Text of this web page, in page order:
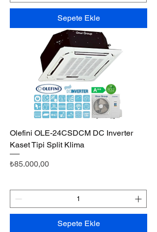
Sepete Ekle
Olefini OLE-24CSDCM DC Inverter
Kaset Tipi Split Klima
Fiyat
₺85.000,00
Sepete Ekle